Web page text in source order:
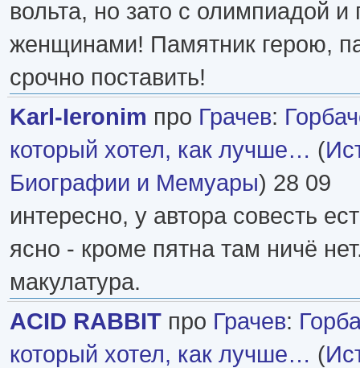
вольта, но зато с олимпиадой
женщинами! Памятник герою,
срочно поставить!
Karl-Ieronim про Грачев:
который хотел, как лучше… (
Биографии и Мемуары) 28 09
интересно, у автора совесть
ясно - кроме пятна там ничё
макулатура.
ACID RABBIT про Грачев:
который хотел, как лучше… (